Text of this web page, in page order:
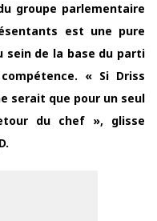
groupe parlementaire
est une pure
sein de la base du parti
« Si Driss
serait que pour un seul
du chef », glisse